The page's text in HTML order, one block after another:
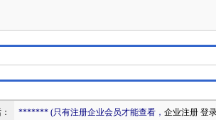
******* (只有注册企业会员才能查看， 企业注册 登